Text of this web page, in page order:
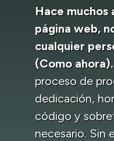
Hace muchos
página web,
cualquier
(Como ahora).
proceso de
dedicación,
código y
necesario. Sin